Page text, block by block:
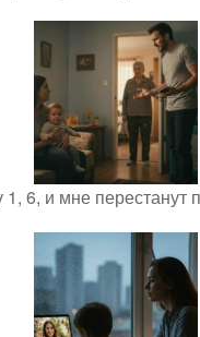
6, и мне перестанут